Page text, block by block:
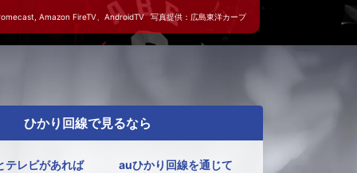
Amazon FireTV、AndroidTV 写真提供：広島東洋カープ
ひかり回線で見るなら
テレビがあれば
auひかり回線を通じて